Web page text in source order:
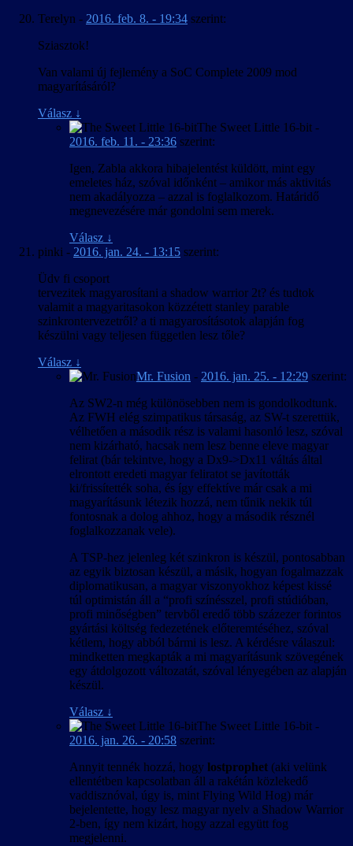
Terelyn - 2016. feb. 8. - 19:34 szerint:
Sziasztok!
Van valami új fejlemény a SoC Complete 2009 mod
magyarításáról?
Válasz ↓
The Sweet Little 16-bit -
2016. feb. 11. - 23:36 szerint:
Igen, Zabla akkora hibajelentést küldött, mint egy
emeletes ház, szóval időnként – amikor más aktivitás
nem akadályozza – azzal is foglalkozom. Határidő
megnevezésére már gondolni sem merek.
Válasz ↓
pinki - 2016. jan. 24. - 13:15 szerint:
Üdv fi csoport
tervezitek magyarosítani a shadow warrior 2t? és tudtok
valamit a magyaritasokon közzétett stanley parable
szinkrontervezetről? a ti magyarosításotok alapján fog
készülni vagy teljesen független lesz tőle?
Válasz ↓
Mr. Fusion - 2016. jan. 25. - 12:29 szerint:
Az SW2-n még különösebben nem is gondolkodtunk.
Az FWH elég szimpatikus társaság, az SW-t szerettük,
vélhetően a második rész is valami hasonló lesz, szóval
nem kizárható, hacsak nem lesz benne eleve magyar
felirat (bár tekintve, hogy a Dx9->Dx11 váltás által
elrontott eredeti magyar feliratot se javították
ki/frissítették soha, és így effektíve már csak a mi
magyarításunk létezik hozzá, nem tűnik nekik túl
fontosnak a dolog ahhoz, hogy a második résznél
foglalkozzanak vele).
A TSP-hez jelenleg két szinkron is készül, pontosabban
az egyik biztosan készül, a másik, hogyan fogalmazzak
diplomatikusan, a magyar viszonyokhoz képest kissé
túl optimistán áll a “profi színésszel, profi stúdióban,
profi minőségben” tervből eredő több százezer forintos
gyártási költség fedezetének előteremtéséhez, szóval
kétlem, hogy abból bármi is lesz. A kérdésre válaszul:
mindketten megkapták a mi magyarításunk szövegének
egy átdolgozott változatát, szóval lényegében az alapján
készül.
Válasz ↓
The Sweet Little 16-bit -
2016. jan. 26. - 20:58 szerint:
Annyit tennék hozzá, hogy lostprophet (aki velünk
ellentétben kapcsolatban áll a rakétán közlekedő
vaddisznóval, úgy is, mint Flying Wild Hog) már
bejelentette, hogy lesz magyar nyelv a Shadow Warrior
2-ben, így nem kizárt, hogy azzal együtt fog
megjelenni.